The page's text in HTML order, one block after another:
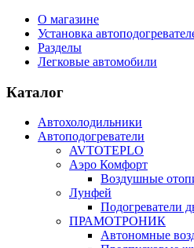
О магазине
Установка
Разделы
Легковые автомобили
Каталог
Автохолодильники
Автоподогреватели
AVTOTEPLO
Аэро Комфорт
Воздушные
Лунфей
Подогреватели
ПРАМОТРОНИК
Автономные